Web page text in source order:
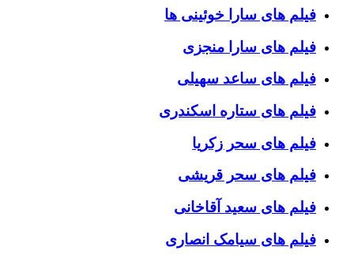
فیلم های سارا خوئینی ها
فیلم های سارا منجزی
فیلم های ساعد سهیلی
فیلم های ستاره اسکندری
فیلم های سحر زکریا
فیلم های سحر قریشی
فیلم های سعید آقاخانی
فیلم های سیامک انصاری